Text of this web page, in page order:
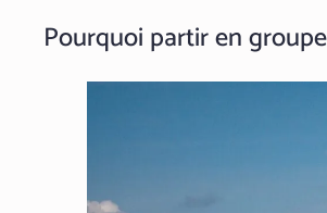
Pourquoi partir en